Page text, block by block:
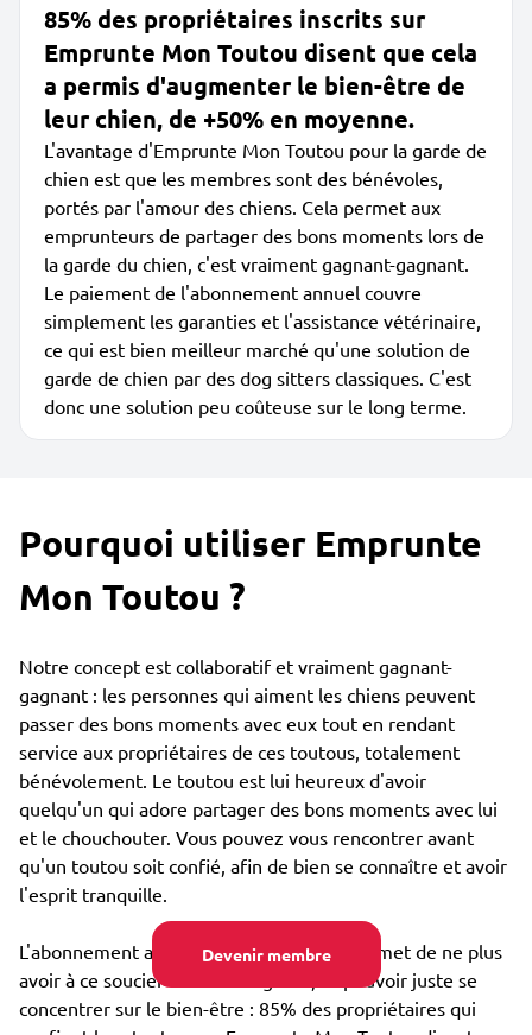
Devenir membre
85% des propriétaires inscrits sur
Emprunte Mon Toutou disent que cela
a permis d'augmenter le bien-être de
leur chien, de +50% en moyenne.
L'avantage d'Emprunte Mon Toutou pour la garde de
chien est que les membres sont des bénévoles,
portés par l'amour des chiens. Cela permet aux
emprunteurs de partager des bons moments lors de
la garde du chien, c'est vraiment gagnant-gagnant.
Le paiement de l'abonnement annuel couvre
simplement les garanties et l'assistance vétérinaire,
ce qui est bien meilleur marché qu'une solution de
garde de chien par des dog sitters classiques. C'est
donc une solution peu coûteuse sur le long terme.
Pourquoi utiliser Emprunte
Mon Toutou ?
Notre concept est collaboratif et vraiment gagnant-
gagnant : les personnes qui aiment les chiens peuvent
passer des bons moments avec eux tout en rendant
service aux propriétaires de ces toutous, totalement
bénévolement. Le toutou est lui heureux d'avoir
quelqu'un qui adore partager des bons moments avec lui
et le chouchouter. Vous pouvez vous rencontrer avant
qu'un toutou soit confié, afin de bien se connaître et avoir
l'esprit tranquille.
L'abonnement annuel très bon marché permet de ne plus
avoir à ce soucier du coût de garde, et pouvoir juste se
concentrer sur le bien-être : 85% des propriétaires qui